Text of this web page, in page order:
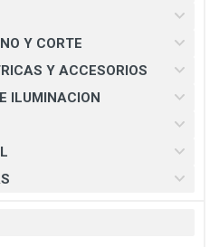
Y CORTE
Y ACCESORIOS
ILUMINACION